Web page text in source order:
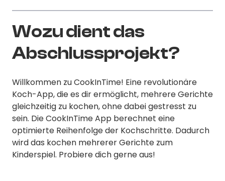
Wozu dient das
Abschlussprojekt?
Willkommen zu CookInTime! Eine revolutionäre
Koch-App, die es dir ermöglicht, mehrere Gerichte
gleichzeitig zu kochen, ohne dabei gestresst zu
sein. Die CookInTime App berechnet eine
optimierte Reihenfolge der Kochschritte. Dadurch
wird das kochen mehrerer Gerichte zum
Kinderspiel. Probiere dich gerne aus!